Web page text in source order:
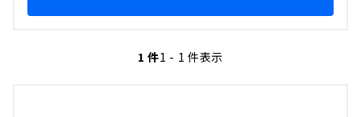
1 件1 - 1 件表示